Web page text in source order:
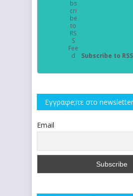
Subscribe to
Εγγραφe;iτε στο newsletter
Email